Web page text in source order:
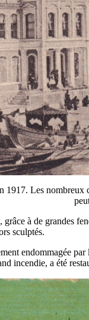
1917. Les nombreux
à de grandes
sculptés.
endommagée
incendie, a été